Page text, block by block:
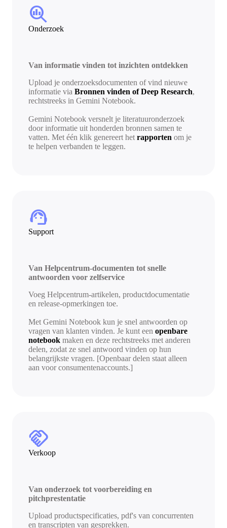
search_insights
Onderzoek
Van informatie vinden tot inzichten ontdekken
Upload je onderzoeksdocumenten of vind nieuwe
informatie via Bronnen vinden of Deep Research,
rechtstreeks in Gemini Notebook.
Gemini Notebook versnelt je literatuuronderzoek
door informatie uit honderden bronnen samen te
vatten. Met één klik genereert het rapporten om je
te helpen verbanden te leggen.
support_agent
Support
Van Helpcentrum-documenten tot snelle
antwoorden voor zelfservice
Voeg Helpcentrum-artikelen, productdocumentatie
en release-opmerkingen toe.
Met Gemini Notebook kun je snel antwoorden op
vragen van klanten vinden. Je kunt een openbare
notebook maken en deze rechtstreeks met anderen
delen, zodat ze snel antwoord vinden op hun
belangrijkste vragen. [Openbaar delen staat alleen
aan voor consumentenaccounts.]
handshake
Verkoop
Van onderzoek tot voorbereiding en
pitchprestentatie
Upload productspecificaties, pdf's van concurrenten
en transcripten van gesprekken.